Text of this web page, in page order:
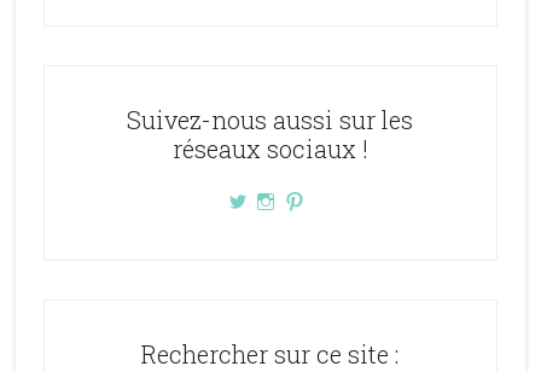
Suivez-nous aussi sur les
réseaux sociaux !
Voir VoirVoir
Rechercher sur ce site :